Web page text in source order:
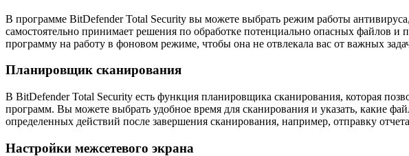
В программе BitDefender Total Security вы можете выбрать режим работы
самостоятельно принимает решения по обработке потенциально опасных файлов
программу на работу в фоновом режиме, чтобы она не отвлекала вас от важных
Планировщик сканирования
В BitDefender Total Security есть функция планировщика сканирования, которая
программ. Вы можете выбрать удобное время для сканирования и указать, какие
определенных действий после завершения сканирования, например, отправку
Настройки межсетевого экрана